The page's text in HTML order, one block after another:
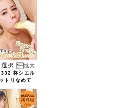
択
柊シエル
トリなめて